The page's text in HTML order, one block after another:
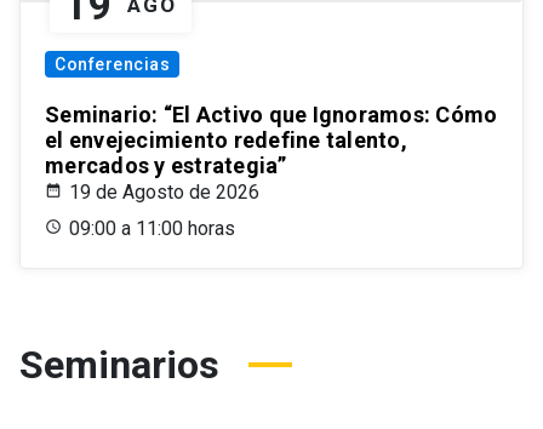
AGO
Conferencias
Seminario: “El Activo que Ignoramos: Cómo
el envejecimiento redefine talento,
mercados y estrategia”
19 de Agosto de 2026
09:00 a 11:00 horas
Seminarios